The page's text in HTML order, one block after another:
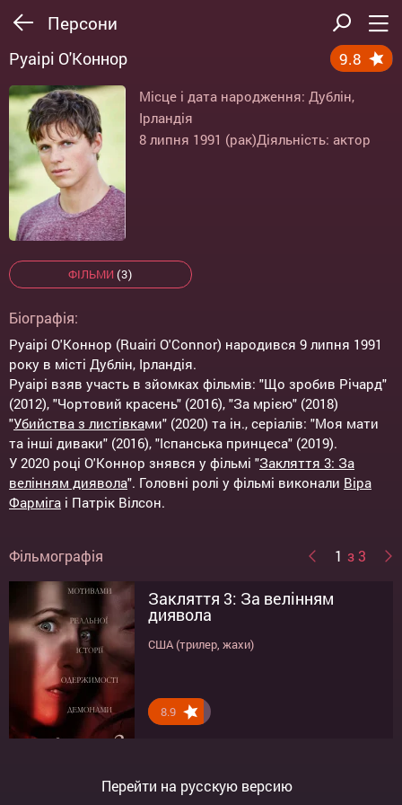
Персони
Руаірі О'Коннор 9.8
Місце і дата народження: Дублін,
Ірландія
8 липня 1991 (рак)Діяльність: актор
ФІЛЬМИ (3)
Біографія:
Руаірі О'Коннор (Ruairi O'Connor) народився 9 липня 1991
року в місті Дублін, Ірландія.
Руаірі взяв участь в зйомках фільмів: "Що зробив Річард"
(2012), "Чортовий красень" (2016), "За мрією" (2018)
"Убийства з листівками" (2020) та ін., серіалів: "Моя мати
та інші диваки" (2016), "Іспанська принцеса" (2019).
У 2020 році О'Коннор знявся у фільмі "Закляття 3: За
велінням диявола". Головні ролі у фільмі виконали Віра
Фарміга і Патрік Вілсон.
Фільмографія 1 з 3
Закляття 3: За велінням
диявола
США (трилер, жахи)
8.9
Убивства з листівками
Великобританія, США (трилер, кримінал)
7.7
За мрією
Великобританія, США (мелодрама, музика)
7.4
Перейти на русскую версию